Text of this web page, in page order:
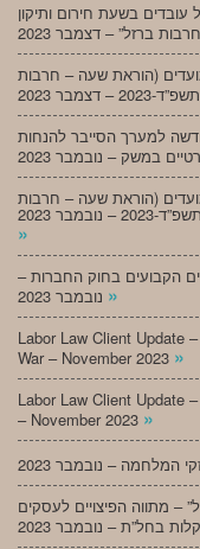
מס’ 5 לחוק הגנה על עובדים בשעת חירום ותיקון
(הוראת שעה – חרבות
למערך הסייבר להנחות
(הוראת שעה – חרבות
2023
»
הקבועים בחוק החברות –
»
Labor Law Client Update
War – November 2023 »
Labor Law Client Update
– November 2023 »
– מתווה הפיצויים לעסקים